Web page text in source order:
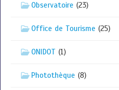
Observatoire (23)
Office de Tourisme (25)
ONIDOT (1)
Photothèque (8)